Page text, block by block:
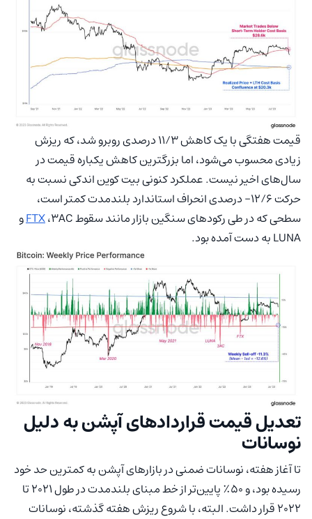
قیمت هفتگی با یک کاهش ۱۱/۳ درصدی روبرو شد، که ریزش
زیادی محسوب می‌شود، اما بزرگترین کاهش یکباره قیمت در
سال‌های اخیر نیست. عملکرد کنونی بیت کوین اندکی نسبت به
حرکت ۱۲/۶- درصدی انحراف استاندارد بلندمدت کمتر است،
سطحی که در طی رکودهای سنگین بازار مانند سقوط
FTX،3AC و
LUNA به دست آمده بود.
تعدیل قیمت قراردادهای آپشن به دلیل
نوسانات
تا آغاز هفته، نوسانات ضمنی در بازارهای آپشن به کمترین حد خود
رسیده بود، و ۵۰٪ پایین‌تر از خط مبنای بلندمدت در طول ۲۰۲۱ تا
۲۰۲۲ قرار داشت. البته، با شروع ریزش هفته‌ گذشته، نوسانات